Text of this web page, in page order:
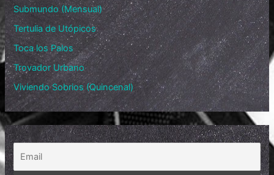
Submundo (Mensual)
Tertulia de Utópicos
Toca los Palos
Trovador Urbano
Viviendo Sobrios (Quincenal)